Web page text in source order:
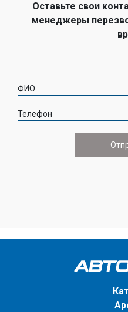
Оставьте свои
менеджеры
ФИО
Телефон